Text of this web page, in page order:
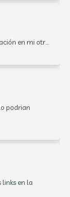
en mi otr...
podrian
en la